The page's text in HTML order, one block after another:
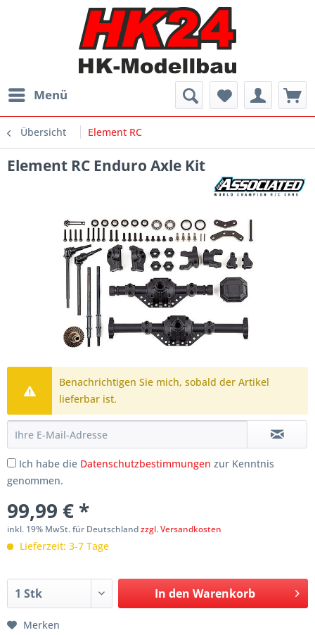
Menü
Übersicht Element RC
Element RC Enduro Axle Kit
Benachrichtigen Sie mich, sobald der Artikel
lieferbar ist.
Ich habe die Datenschutzbestimmungen zur Kenntnis
genommen.
99,99 € *
inkl. 19% MwSt. für Deutschlandzzgl. Versandkosten
Lieferzeit: 3-7 Tage
In den Warenkorb
Merken